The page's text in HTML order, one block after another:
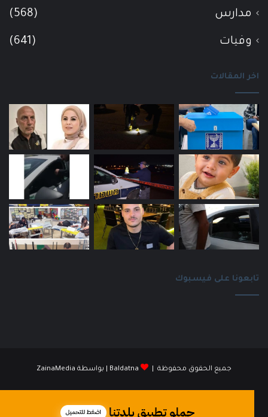
مدارس (568)
وفيات (641)
اخر المقالات
تابعونا على فيسبوك
جميع الحقوق محفوظة | Baldatna | بواسطة ZainaMedia